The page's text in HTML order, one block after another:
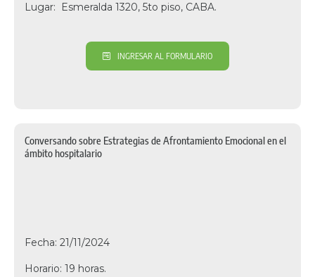
Lugar: Esmeralda 1320, 5to piso, CABA.
INGRESAR AL FORMULARIO
Conversando sobre Estrategias de Afrontamiento Emocional en el
ámbito hospitalario
Fecha: 21/11/2024
Horario: 19 horas.